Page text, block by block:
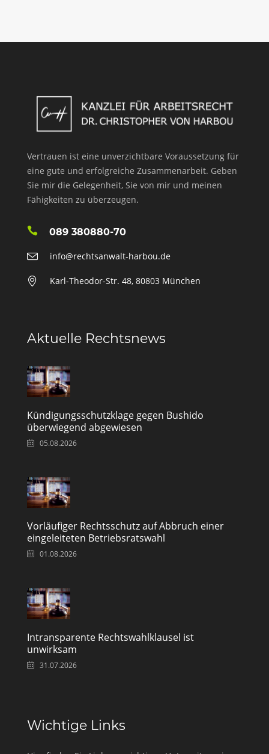
Vertrauen ist eine unverzichtbare Voraussetzung für
eine gute und erfolgreiche Zusammenarbeit. Geben
Sie mir die Gelegenheit, Sie von mir und meinen
Fähigkeiten zu überzeugen.
089 380880-70
info@rechtsanwalt-harbou.de
Karl-Theodor-Str. 48, 80803 München
Aktuelle Rechtsnews
Kündigungsschutzklage gegen Bushido
überwiegend abgewiesen
05.08.2026
Vorläufiger Rechtsschutz auf Abbruch einer
eingeleiteten Betriebsratswahl
01.08.2026
Intransparente Rechtswahlklausel ist
unwirksam
31.07.2026
Wichtige Links